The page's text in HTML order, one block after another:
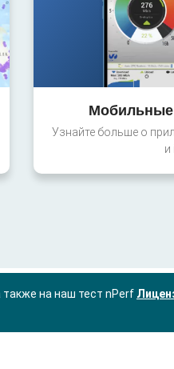
Узнайте больше о
и
также на наш тест nPerf